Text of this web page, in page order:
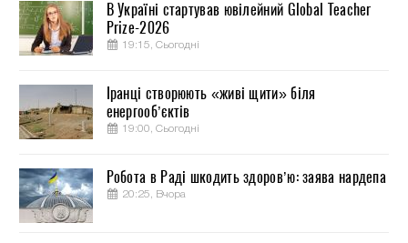
В Україні стартував ювілейний Global Teacher
Prize-2026
19:15, Сьогодні
Іранці створюють «живі щити» біля
енергооб’єктів
19:00, Сьогодні
Робота в Раді шкодить здоров’ю: заява нардепа
20:25, Вчора